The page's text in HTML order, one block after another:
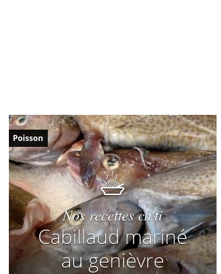
Poisson
Nos recettes ch'ti
Cabillaud mariné
au genièvre